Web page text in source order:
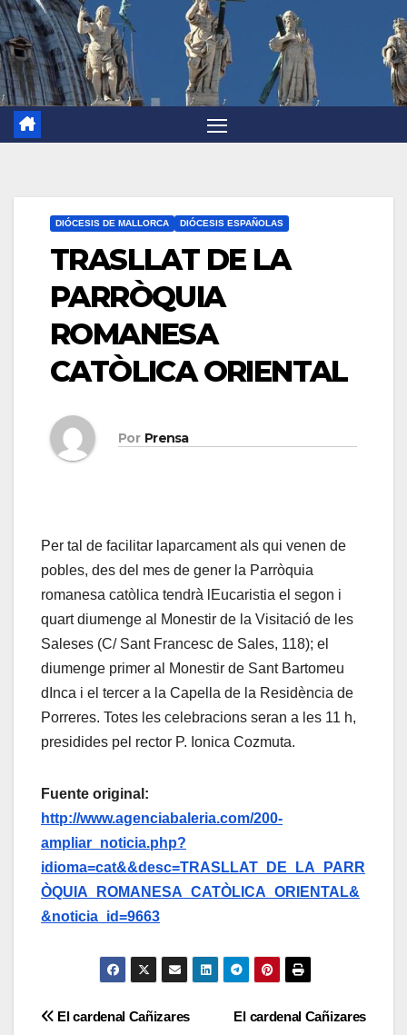
DIÓCESIS DE MALLORCA DIÓCESIS ESPAÑOLAS
TRASLLAT DE LA
PARRÒQUIA
ROMANESA
CATÒLICA ORIENTAL
Por Prensa
Per tal de facilitar laparcament als qui venen de
pobles, des del mes de gener la Parròquia
romanesa catòlica tendrà lEucaristia el segon i
quart diumenge al Monestir de la Visitació de les
Saleses (C/ Sant Francesc de Sales, 118); el
diumenge primer al Monestir de Sant Bartomeu
dInca i el tercer a la Capella de la Residència de
Porreres. Totes les celebracions seran a les 11 h,
presidides pel rector P. Ionica Cozmuta.
Fuente original:
http://www.agenciabaleria.com/200-
ampliar_noticia.php?
idioma=cat&&desc=TRASLLAT_DE_LA_PARR
ÒQUIA_ROMANESA_CATÒLICA_ORIENTAL&
&noticia_id=9663
Navegación
El cardenal Cañizares
El cardenal Cañizares